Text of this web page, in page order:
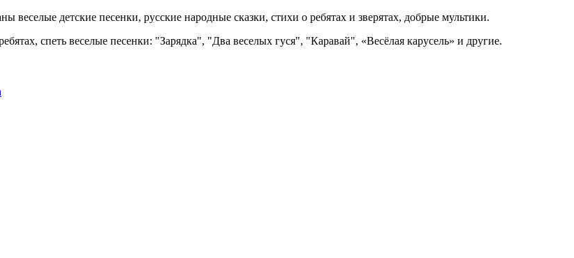
детские песенки, русские народные сказки, стихи о ребятах и зверятах, добрые мультики.
спеть веселые песенки: "Зарядка", "Два веселых гуся", "Каравай", «Весёлая карусель» и другие.